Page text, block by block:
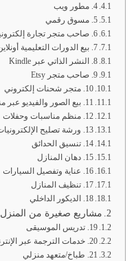
4. مطور ويب
5. مسوق رقمي
6. صاحب متجر تجارة إلكترونية
7. بيع الدورات التعليمية أونلاين
8. النشر الذاتي عبر Kindle
9. صاحب متجر Etsy
10. متجر شحنات إلكتروني
11. بيع الصور والفيديو عبر منصات الستوك
12. منظم مناسبات وحفلات
13. ورشة تصليح الإلكترونيات
14. تنسيق الحدائق
15. دهان المنازل
16. عناية وتفصيل السيارات
17. تنظيف المنازل
18. الديكور الداخلي
مشاريع صغيرة من المنزل
19. تدريس الموسيقى
20. خدمات الترجمة عبر الإنترنت
21. طباخ/متعهد منزلي